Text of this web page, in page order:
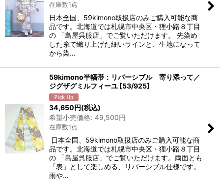
在庫数1点
日本全国、59kimono取扱店のみご購入可能な商
品です。北海道では札幌市中央区・狸小路８丁目
の 「島屋呉服店」でご覧いただけます。 先染め
した糸で織り上げた細いラインと、生地になって
から染…
59kimono半幅帯：リバーシブル 寄り添って／
ジグザグミルフィーユ [53/925]
34,650円(税込)
希望小売価格: 49,500円
在庫数1点
日本全国、59kimono取扱店のみご購入可能な商
品です。北海道では札幌市中央区・狸小路８丁目
の 「島屋呉服店」でご覧いただけます。両面とも
「表」として楽しめる、リバーシブル仕様です。
雨や…